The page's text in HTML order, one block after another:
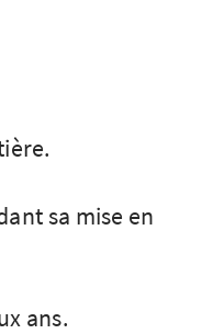
sa mise en
ans.